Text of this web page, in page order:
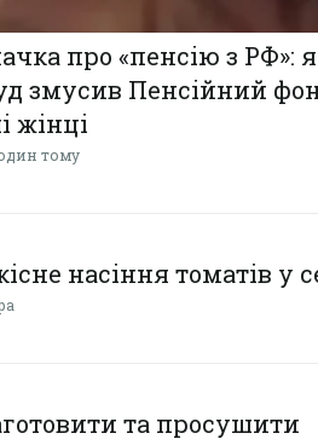
про «пенсію з РФ»:
змусив Пенсійний
жінці
тому
насіння томатів у
та просушити